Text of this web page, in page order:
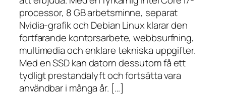
processor, 8 GB arbetsminne, separat
Nvidia-grafik och Debian Linux klarar den
fortfarande kontorsarbete, webbsurfning,
multimedia och enklare tekniska uppgifter.
Med en SSD kan datorn dessutom få ett
tydligt prestandalyft och fortsätta vara
användbar i många år. […]